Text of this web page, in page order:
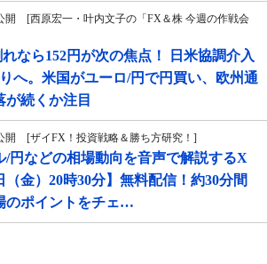
開 [西原宏一・叶内文子の「FX＆株 今週の作戦会
なら152円が次の焦点！ 日米協調介入
へ。米国がユーロ/円で円買い、欧州通
続くか注目
開 [ザイFX！投資戦略＆勝ち方研究！]
/円などの相場動向を音声で解説するX
（金）20時30分】無料配信！約30分間
のポイントをチェ…